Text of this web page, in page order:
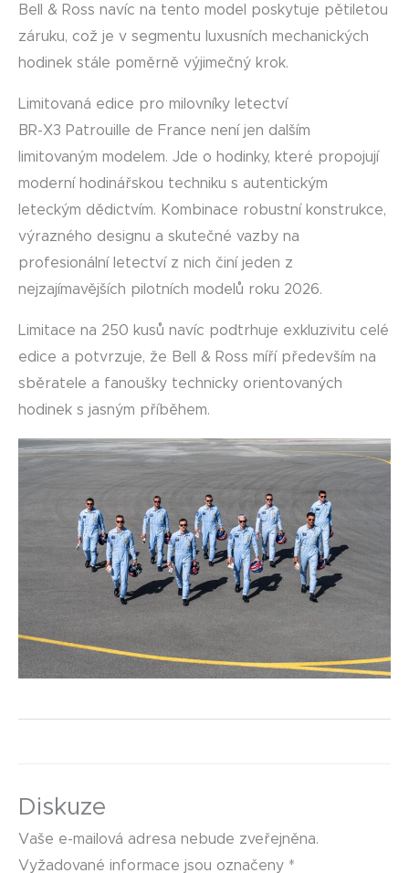
Bell & Ross navíc na tento model poskytuje pětiletou
záruku, což je v segmentu luxusních mechanických
hodinek stále poměrně výjimečný krok.
Limitovaná edice pro milovníky letectví
BR-X3 Patrouille de France není jen dalším
limitovaným modelem. Jde o hodinky, které propojují
moderní hodinářskou techniku s autentickým
leteckým dědictvím. Kombinace robustní konstrukce,
výrazného designu a skutečné vazby na
profesionální letectví z nich činí jeden z
nejzajímavějších pilotních modelů roku 2026.
Limitace na 250 kusů navíc podtrhuje exkluzivitu celé
edice a potvrzuje, že Bell & Ross míří především na
sběratele a fanoušky technicky orientovaných
hodinek s jasným příběhem.
Diskuze
Vaše e-mailová adresa nebude zveřejněna.
Vyžadované informace jsou označeny *